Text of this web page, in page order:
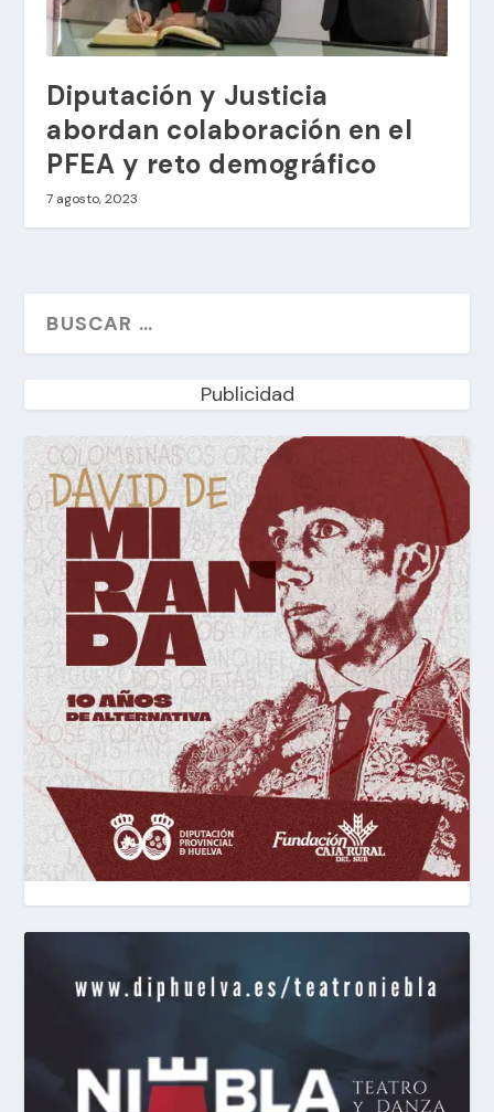
Diputación y Justicia
abordan colaboración en el
PFEA y reto demográfico
7 agosto, 2023
Publicidad